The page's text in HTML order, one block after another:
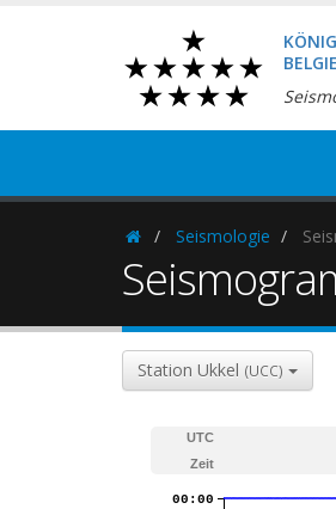
HomepageSeismologie
Station Ukkel (UCC)
UTC
Zeit
00:00